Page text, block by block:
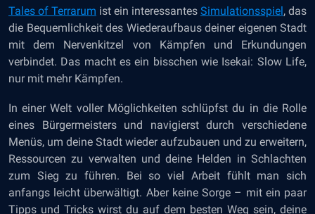
Tales of Terrarum ist ein interessantes Simulationsspiel, das
die Bequemlichkeit des Wiederaufbaus deiner eigenen Stadt
mit dem Nervenkitzel von Kämpfen und Erkundungen
verbindet. Das macht es ein bisschen wie Isekai: Slow Life,
nur mit mehr Kämpfen.
In einer Welt voller Möglichkeiten schlüpfst du in die Rolle
eines Bürgermeisters und navigierst durch verschiedene
Menüs, um deine Stadt wieder aufzubauen und zu erweitern,
Ressourcen zu verwalten und deine Helden in Schlachten
zum Sieg zu führen. Bei so viel Arbeit fühlt man sich
anfangs leicht überwältigt. Aber keine Sorge – mit ein paar
Tipps und Tricks wirst du auf dem besten Weg sein, deine